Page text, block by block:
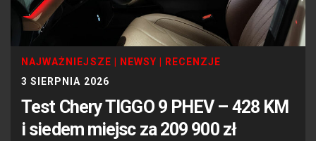
NAJWAŻNIEJSZE NEWSY
RECENZJE
3 SIERPNIA 2026
Test Chery TIGGO 9 PHEV – 428 KM
i siedem miejsc za 209 900 zł